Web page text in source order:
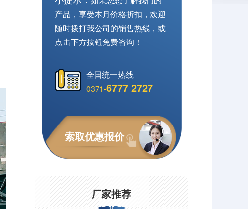
产品，享受本月价格折扣，欢迎
随时拨打我公司的销售热线，或
点击下方按钮免费咨询！
全国统一热线
0371-6777 2727
索取优惠报价
厂家推荐